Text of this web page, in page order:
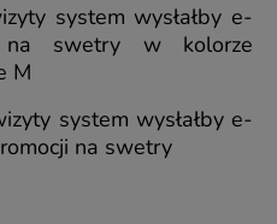
system wysłałby e-
swetry w kolorze
M
system wysłałby e-
na swetry